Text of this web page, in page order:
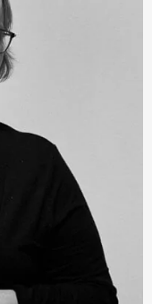
Mit Werken von
Crumb oder
zahlreichen
bei
Musik.
die
künstlerische
mit
Nikolaus
Katharina
an der
2016 ist sie
am Bremer
Holland,